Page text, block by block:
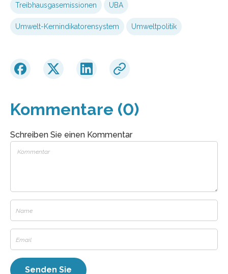
Treibhausgasemissionen UBA
Umwelt-Kernindikatorensystem Umweltpolitik
Kommentare (0)
Schreiben Sie einen Kommentar